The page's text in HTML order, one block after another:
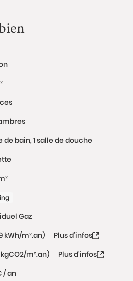
de bain, 1 salle de douche
Gaz
kWh/m².an)
Plus d'infos
kgCO2/m².an)
Plus d'infos
/ an